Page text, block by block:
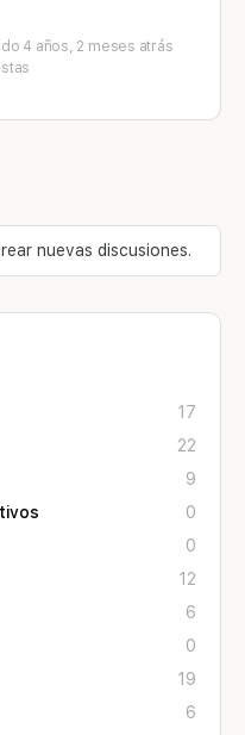
4 años, 2 meses atrás
nuevas discusiones.
17
22
9
0
0
12
6
0
19
6